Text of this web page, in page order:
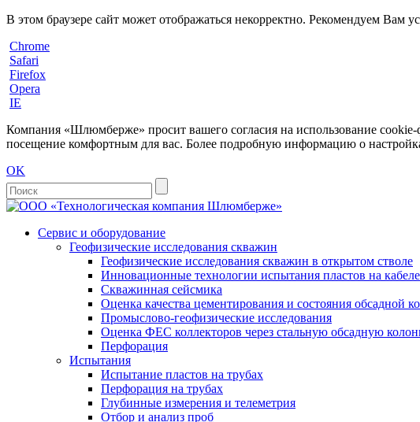
В этом браузере сайт может отображаться некорректно. Рекомендуем Вам
Chrome
Safari
Firefox
Opera
IE
Компания «Шлюмберже» просит вашего согласия на использование
посещение комфортным для вас. Более подробную информацию о
OK
Сервис и оборудование
Геофизические исследования скважин
Геофизические исследования скважин в открытом стволе
Инновационные технологии испытания пластов на кабеле
Скважинная сейсмика
Оценка качества цементирования и состояния обсадной
Промыслово-геофизические исследования
Оценка ФЕС коллекторов через стальную обсадную
Перфорация
Испытания
Испытание пластов на трубах
Перфорация на трубах
Глубинные измерения и телеметрия
Отбор и анализ проб